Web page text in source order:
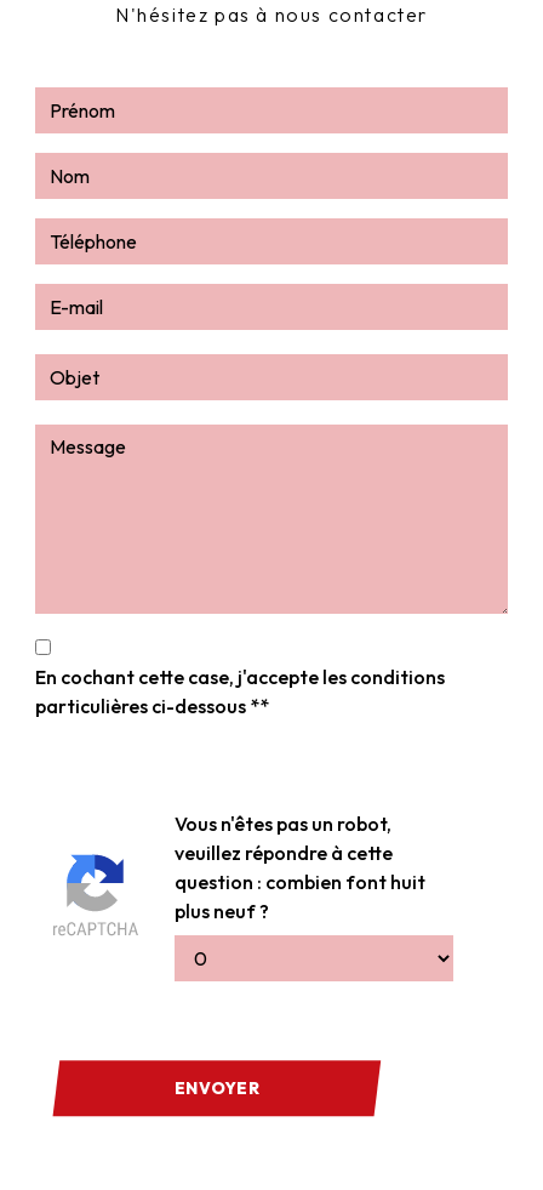
N'hésitez pas à nous contacter
En cochant cette case, j'accepte les conditions
particulières ci-dessous **
Vous n'êtes pas un robot,
veuillez répondre à cette
question : combien font huit
plus neuf ?
ENVOYER